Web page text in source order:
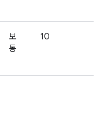
보
통
10